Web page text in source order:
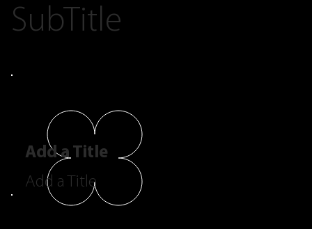
SubTitle
Add a Title
Add a Title